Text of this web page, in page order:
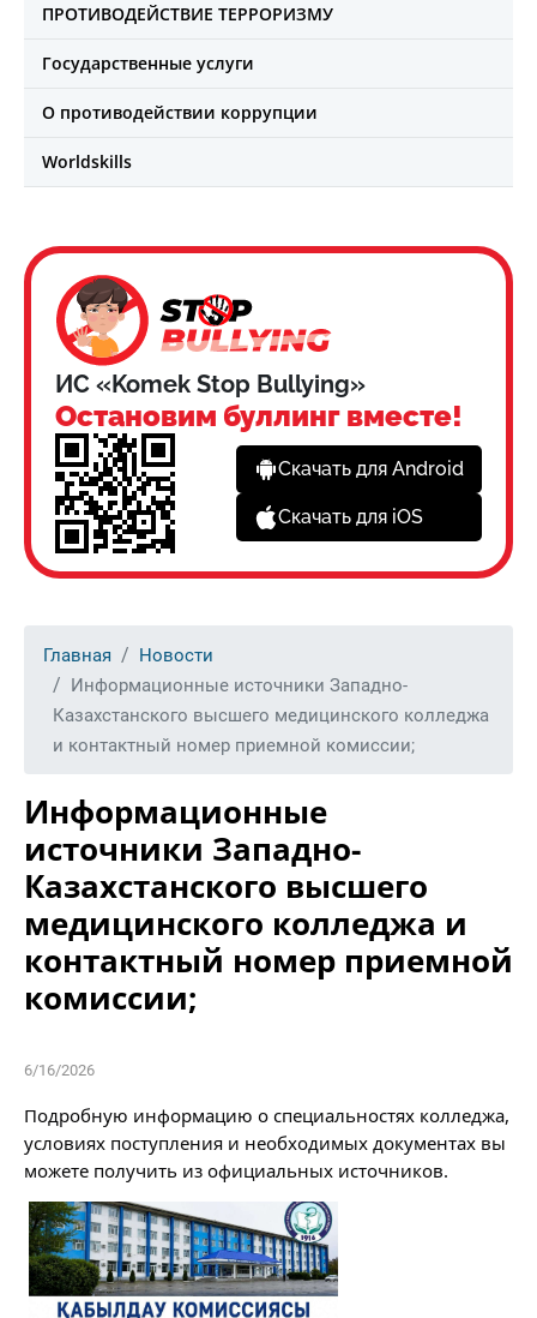
ПРОТИВОДЕЙСТВИЕ ТЕРРОРИЗМУ
Государственные услуги
О противодействии коррупции
Worldskills
ИС «Komek Stop Bullying»
Остановим буллинг вместе!
Скачать для Android
Скачать для iOS
Главная
Новости
Информационные источники Западно-
Казахстанского высшего медицинского колледжа
и контактный номер приемной комиссии;
Информационные
источники Западно-
Казахстанского высшего
медицинского колледжа и
контактный номер приемной
комиссии;
6/16/2026
Подробную информацию о специальностях колледжа,
условиях поступления и необходимых документах вы
можете получить из официальных источников.